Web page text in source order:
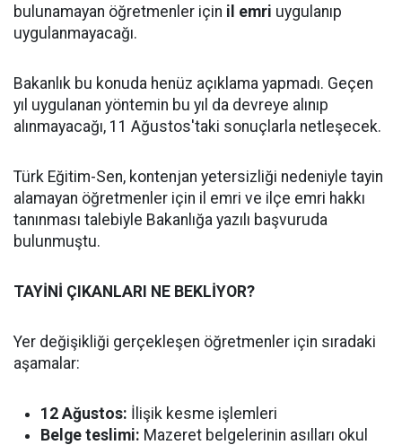
bulunamayan öğretmenler için il emri uygulanıp
uygulanmayacağı.
Bakanlık bu konuda henüz açıklama yapmadı. Geçen
yıl uygulanan yöntemin bu yıl da devreye alınıp
alınmayacağı, 11 Ağustos'taki sonuçlarla netleşecek.
Türk Eğitim-Sen, kontenjan yetersizliği nedeniyle tayin
alamayan öğretmenler için il emri ve ilçe emri hakkı
tanınması talebiyle Bakanlığa yazılı başvuruda
bulunmuştu.
TAYİNİ ÇIKANLARI NE BEKLİYOR?
Yer değişikliği gerçekleşen öğretmenler için sıradaki
aşamalar:
12 Ağustos: İlişik kesme işlemleri
Belge teslimi: Mazeret belgelerinin asılları okul